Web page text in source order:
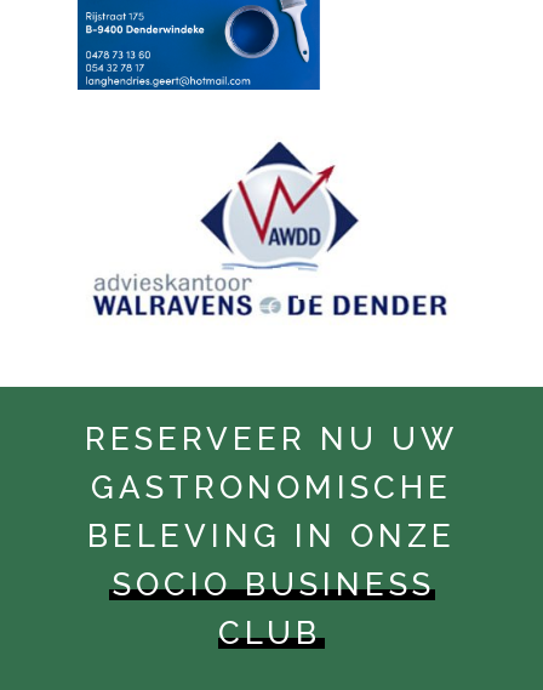
RESERVEER NU UW
GASTRONOMISCHE
BELEVING IN ONZE
SOCIO BUSINESS
CLUB